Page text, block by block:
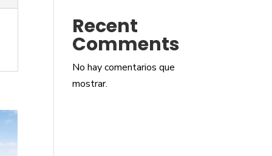
Recent
Comments
No hay comentarios que
mostrar.